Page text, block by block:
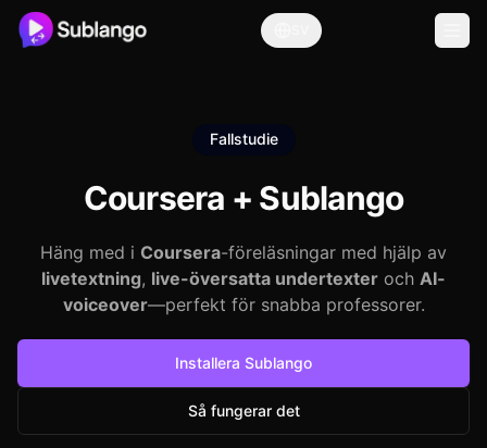
Fallstudie
Coursera + Sublango
Häng med i Coursera-föreläsningar med hjälp av
livetextning, live-översatta undertexter och AI-
voiceover—perfekt för snabba professorer.
Installera Sublango
Så fungerar det